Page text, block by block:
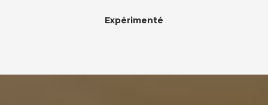
Expérimenté